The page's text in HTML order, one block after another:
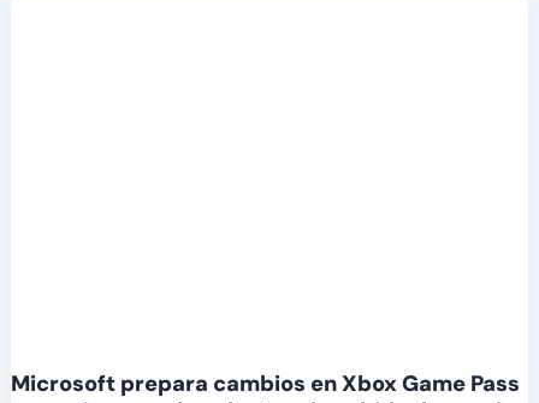
Microsoft prepara cambios en Xbox Game Pass